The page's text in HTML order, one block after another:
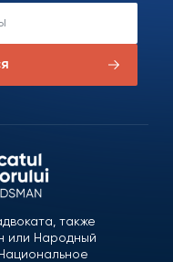
также
или Народный